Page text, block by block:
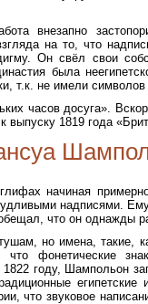
внезапно
на то, что
Он свёл свои
была
т.к. не имели
часов досуга».
выпуску 1819 года
начиная
надписями.
что он однажды
но имена, такие,
фонетические
1822 году, Шампольон
что звуковое